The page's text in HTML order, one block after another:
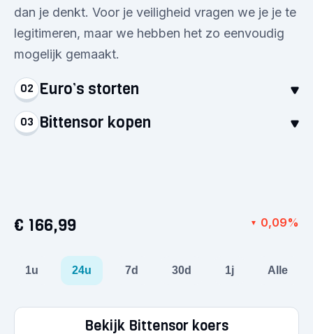
dan je denkt. Voor je veiligheid vragen we je je te
legitimeren, maar we hebben het zo eenvoudig
mogelijk gemaakt.
02 Euro’s storten
Stort euro’s via een betaalmethode naar keuze.
03 Bittensor kopen
€ 166,99 ▼ 0,09%
1u 24u 7d 30d 1j Alle
Bekijk Bittensor koers